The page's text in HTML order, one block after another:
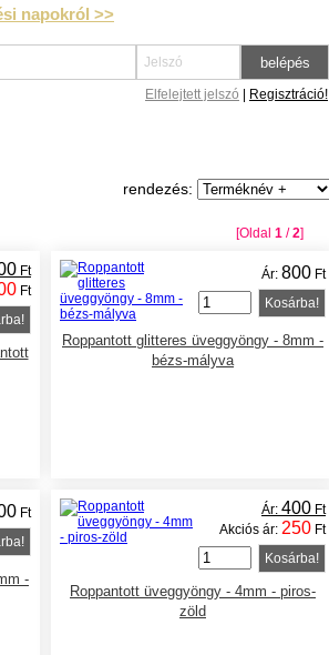
napokról >>
Elfelejtett jelszó Regisztráció!
rendezés:
[Oldal 1 /2]
Ft
Ft
Ár: 800 Ft
Kosárba!
Roppantott glitteres üveggyöngy - 8mm -
bézs-mályva
Ft
-
Ár: 400 Ft
Akciós ár: 250 Ft
Kosárba!
Roppantott üveggyöngy - 4mm - piros-
zöld